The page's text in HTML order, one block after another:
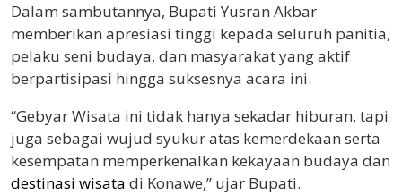
Dalam sambutannya, Bupati Yusran Akbar
memberikan apresiasi tinggi kepada seluruh panitia,
pelaku seni budaya, dan masyarakat yang aktif
berpartisipasi hingga suksesnya acara ini.
“Gebyar Wisata ini tidak hanya sekadar hiburan, tapi
juga sebagai wujud syukur atas kemerdekaan serta
kesempatan memperkenalkan kekayaan budaya dan
destinasi wisata ‎‍ di Konawe,” ujar Bupati.